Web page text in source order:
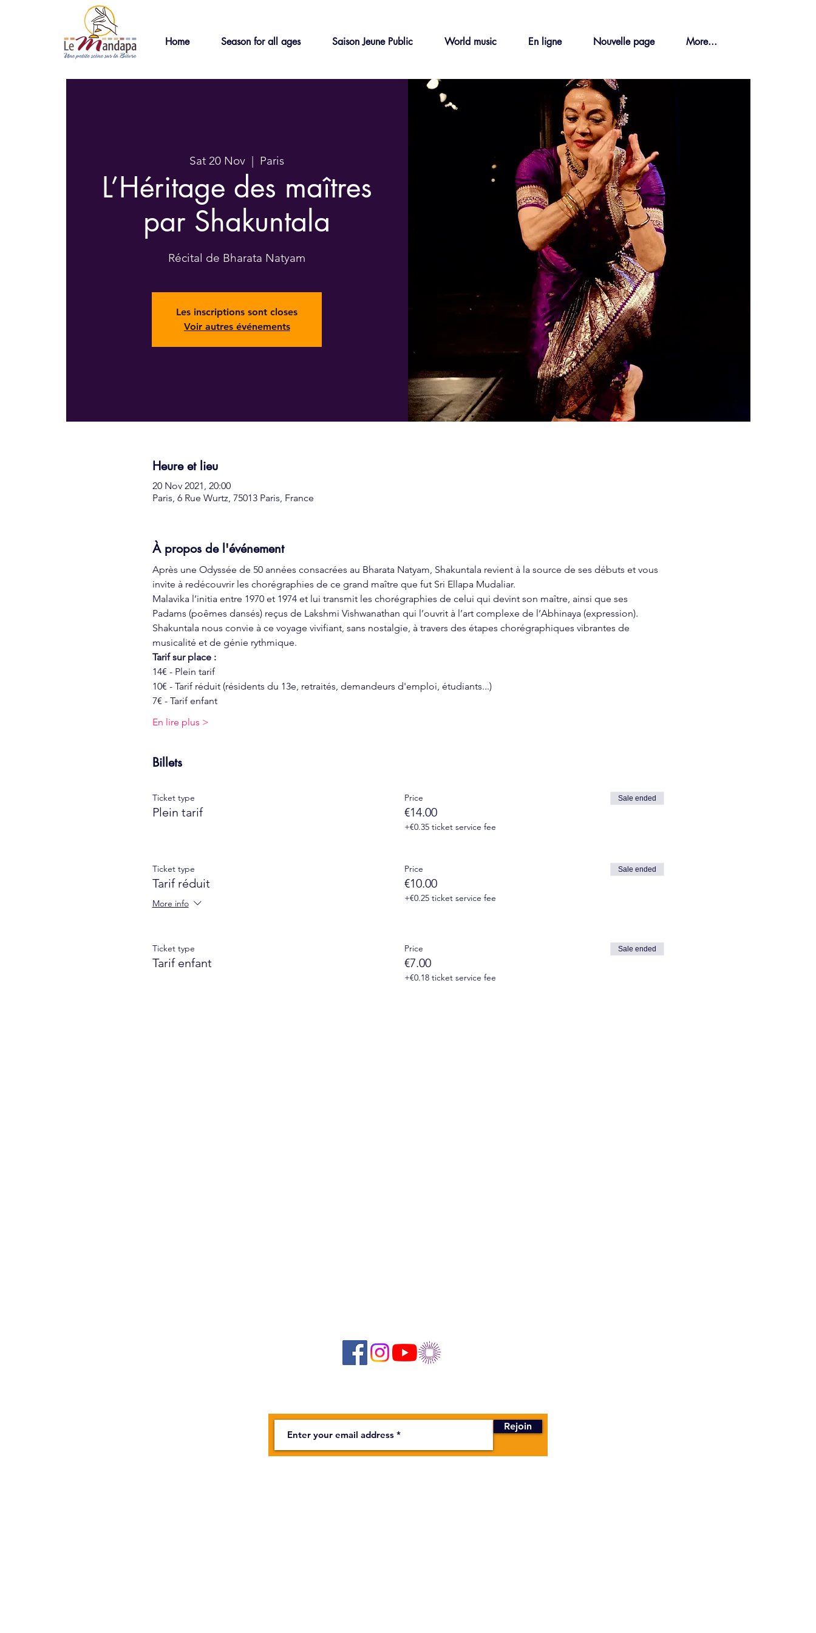
Home Season for all ages Saison Jeune Public World music En ligne Nouvelle page More...
Sat 20 Nov
  |
Paris
L’Héritage des maîtres
par Shakuntala
Récital de Bharata Natyam
Les inscriptions sont closes
Voir autres événements
Heure et lieu
20 Nov 2021, 20:00
Paris, 6 Rue Wurtz, 75013 Paris, France
À propos de l'événement
Après une Odyssée de 50 années consacrées au Bharata Natyam, Shakuntala revient à la source de ses débuts et vous
invite à redécouvrir les chorégraphies de ce grand maître que fut Sri Ellapa Mudaliar.
Malavika l’initia entre 1970 et 1974 et lui transmit les chorégraphies de celui qui devint son maître, ainsi que ses
Padams (poêmes dansés) reçus de Lakshmi Vishwanathan qui l’ouvrit à l’art complexe de l’Abhinaya (expression).
Shakuntala nous convie à ce voyage vivifiant, sans nostalgie, à travers des étapes chorégraphiques vibrantes de
musicalité et de génie rythmique.
Tarif sur place :
14€ - Plein tarif
10€ - Tarif réduit (résidents du 13e, retraités, demandeurs d'emploi, étudiants...)
7€ - Tarif enfant
En lire plus >
Billets
Ticket type
Plein tarif
Price
€14.00
+€0.35 ticket service fee
Sale ended
Ticket type
Tarif réduit
More info
Price
€10.00
+€0.25 ticket service fee
Sale ended
Ticket type
Tarif enfant
Price
€7.00
+€0.18 ticket service fee
Sale ended
Rejoin